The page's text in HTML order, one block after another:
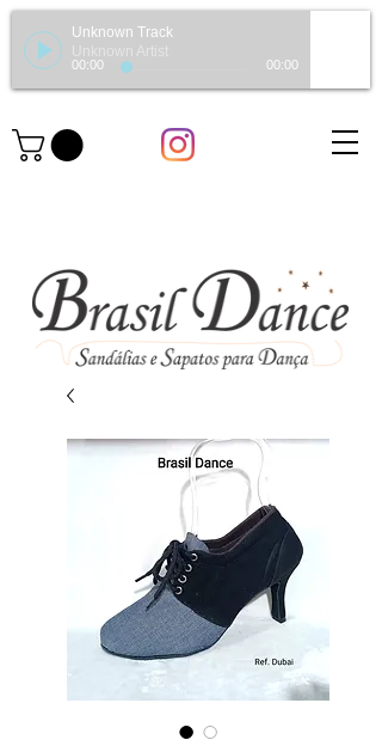
Unknown Track
Unknown Artist
00:00 00:00